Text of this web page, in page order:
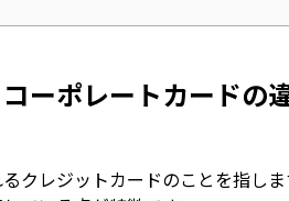
ーポレートカードの
クレジットカードのことを指し